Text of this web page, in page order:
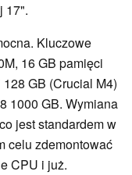
17".
Kluczowe
16 GB pamięci
GB (Crucial M4)
1000 GB. Wymiana
jest standardem w
celu zdemontować
CPU i już.